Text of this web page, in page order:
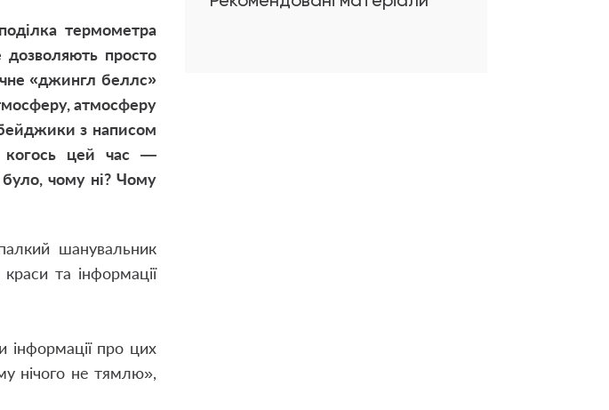
термометра
дозволяють просто
«джингл беллс»
атмосферу
з написом
когось цей час —
чому ні? Чому
шанувальник
та інформації
інформації про цих
нічого не тямлю»,